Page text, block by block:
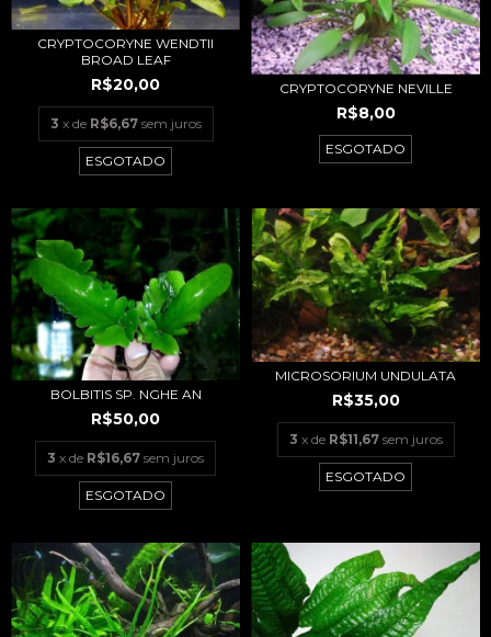
CRYPTOCORYNE WENDTII
BROAD LEAF
R$20,00
3 x de R$6,67 sem juros
ESGOTADO
CRYPTOCORYNE NEVILLE
R$8,00
ESGOTADO
BOLBITIS SP. NGHE AN
R$50,00
3 x de R$16,67 sem juros
ESGOTADO
MICROSORIUM UNDULATA
R$35,00
3 x de R$11,67 sem juros
ESGOTADO